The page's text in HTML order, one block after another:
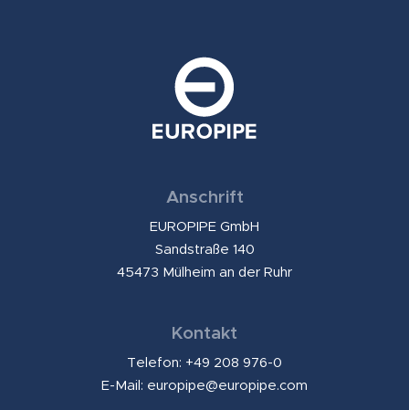
Anschrift
EUROPIPE GmbH
Sandstraße 140
45473 Mülheim an der Ruhr
Kontakt
Telefon: +49 208 976-0
E-Mail: europipe@europipe.com